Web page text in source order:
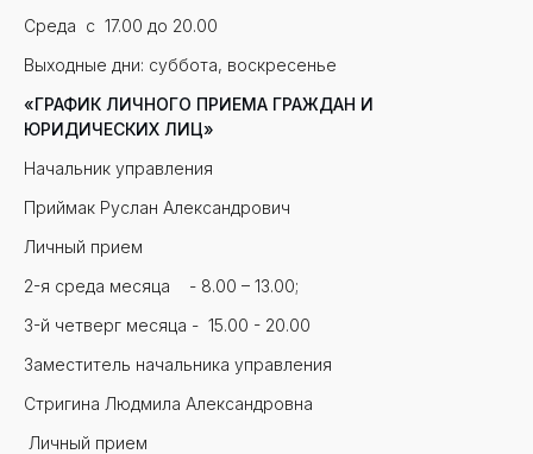
Среда с 17.00 до 20.00
Выходные дни: суббота, воскресенье
«ГРАФИК ЛИЧНОГО ПРИЕМА ГРАЖДАН И
ЮРИДИЧЕСКИХ ЛИЦ»
Начальник управления
Приймак Руслан Александрович
Личный прием
2-я среда месяца - 8.00 – 13.00;
3-й четверг месяца - 15.00 - 20.00
Заместитель начальника управления
Стригина Людмила Александровна
Личный прием